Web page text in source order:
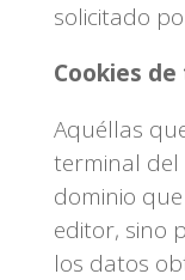
solicitado
Cookies
Aquéllas
terminal del
dominio
editor, sino
los datos